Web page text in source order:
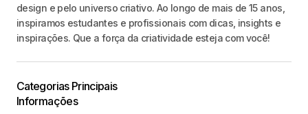
design e pelo universo criativo. Ao longo de mais de 15 anos,
inspiramos estudantes e profissionais com dicas, insights e
inspirações. Que a força da criatividade esteja com você!
Categorias Principais
Informações